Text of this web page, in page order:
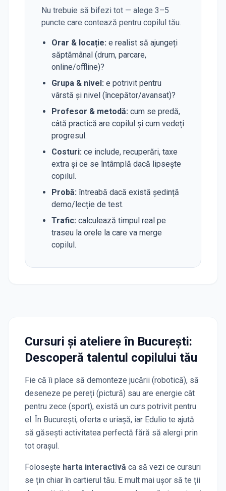
Nu trebuie să bifezi tot — alege 3–5
puncte care contează pentru copilul tău.
Orar & locație: e realist să ajungeți
săptămânal (drum, parcare,
online/offline)?
Grupa & nivel: e potrivit pentru
vârstă și nivel (începător/avansat)?
Profesor & metodă: cum se predă,
câtă practică are copilul și cum vedeți
progresul.
Costuri: ce include, recuperări, taxe
extra și ce se întâmplă dacă lipsește
copilul.
Probă: întreabă dacă există ședință
demo/lecție de test.
Trafic: calculează timpul real pe
traseu la orele la care va merge
copilul.
Cursuri și ateliereîn București:
Descoperă talentul copilului tău
Fie că îi place să demonteze jucării (robotică), să
deseneze pe pereți (pictură) sau are energie cât
pentru zece (sport), există un curs potrivit pentru
el. În București, oferta e uriașă, iar Edulio te ajută
să găsești activitatea perfectă fără să alergi prin
tot orașul.
Folosește harta interactivă ca să vezi ce cursuri
se țin chiar în cartierul tău. E mult mai ușor să te ții